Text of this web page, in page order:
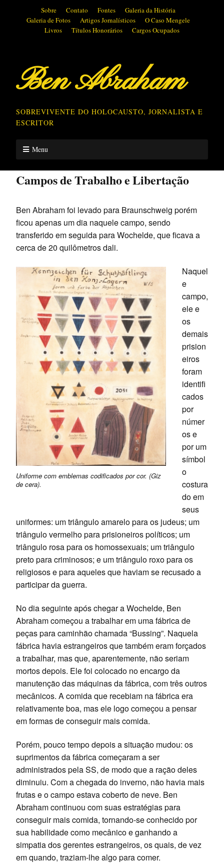
Sobre Contato Fontes
Galeria da História
Galeria de Fotos
Artigos Jornalísticos
O Caso Mengele
Livros
Títulos Honorários Cargos Ocupados
Ben Abraham
SOBREVIVENTE DO HOLOCAUSTO, JORNALISTA E
ESCRITOR
Menu
Campos de Trabalho e Libertação
Ben Abraham foi levado para Braunschweig porém
ficou apenas um dia naquele campo, sendo
transferido em seguida para Wochelde, que ficava a
cerca de 20 quilômetros dali.
Uniforme com emblemas codificados por cor. (Giz
de cera).
Naquel
e
campo,
ele e
os
demais
prision
eiros
foram
identifi
cados
por
númer
os e
por um
símbol
o
costura
do em
seus
uniformes: um triângulo amarelo para os judeus; um
triângulo vermelho para prisioneiros políticos; um
triângulo rosa para os homossexuais; um triângulo
preto para criminosos; e um triângulo roxo para os
religiosos e para aqueles que haviam se recusado a
participar da guerra.
No dia seguinte após chegar a Wochelde, Ben
Abraham começou a trabalhar em uma fábrica de
peças para caminhão chamada “Bussing”. Naquela
fábrica havia estrangeiros que também eram forçados
a trabalhar, mas que, aparentemente, não seriam
mortos depois. Ele foi colocado no encargo da
manutenção das máquinas da fábrica, com três outros
mecânicos. A comida que recebiam na fábrica era
relativamente boa, mas ele logo começou a pensar
em formas de conseguir mais comida.
Porém, pouco tempo depois a situação mudou: os
suprimentos da fábrica começaram a ser
administrados pela SS, de modo que a ração deles
diminuiu. Com a chegada do inverno, não havia mais
frutas e o campo estava coberto de neve. Ben
Abraham continuou com suas estratégias para
conseguir mais comida, tornando-se conhecido por
sua habilidade como mecânico e ganhando a
simpatia dos gerentes estrangeiros, os quais, de vez
em quando, traziam-lhe algo para comer.